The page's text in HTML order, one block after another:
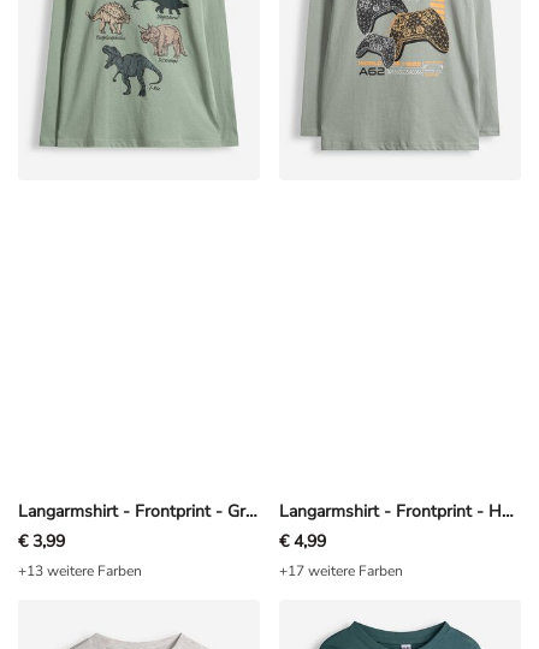
Langarmshirt - Frontprint - Grün
€ 3,99
+13 weitere Farben
Langarmshirt - Frontprint - Hellgrün
€ 4,99
+17 weitere Farben